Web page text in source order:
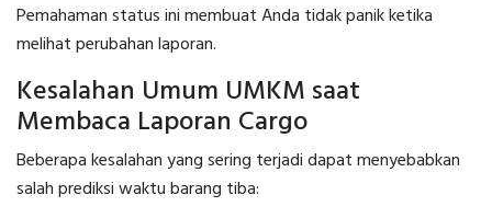
Pemahaman status ini membuat Anda tidak panik ketika
melihat perubahan laporan.
Kesalahan Umum UMKM saat
Membaca Laporan Cargo
Beberapa kesalahan yang sering terjadi dapat menyebabkan
salah prediksi waktu barang tiba: